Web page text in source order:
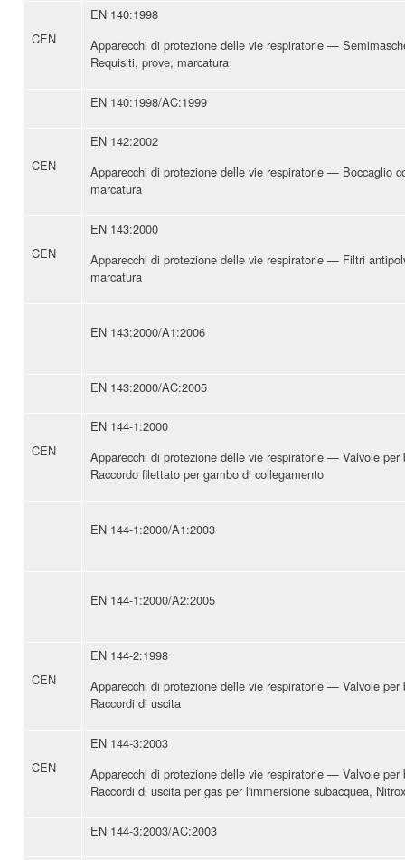
CEN
EN 140:1998
Apparecchi di protezione delle vie respiratorie —
Requisiti, prove, marcatura
EN 140:1998/AC:1999
CEN
EN 142:2002
Apparecchi di protezione delle vie respiratorie — Boccaglio
marcatura
CEN
EN 143:2000
Apparecchi di protezione delle vie respiratorie — Filtri
marcatura
EN 143:2000/A1:2006
EN 143:2000/AC:2005
CEN
EN 144-1:2000
Apparecchi di protezione delle vie respiratorie — Valvole
Raccordo filettato per gambo di collegamento
EN 144-1:2000/A1:2003
EN 144-1:2000/A2:2005
CEN
EN 144-2:1998
Apparecchi di protezione delle vie respiratorie — Valvole
Raccordi di uscita
CEN
EN 144-3:2003
Apparecchi di protezione delle vie respiratorie — Valvole
Raccordi di uscita per gas per l'immersione subacquea,
EN 144-3:2003/AC:2003